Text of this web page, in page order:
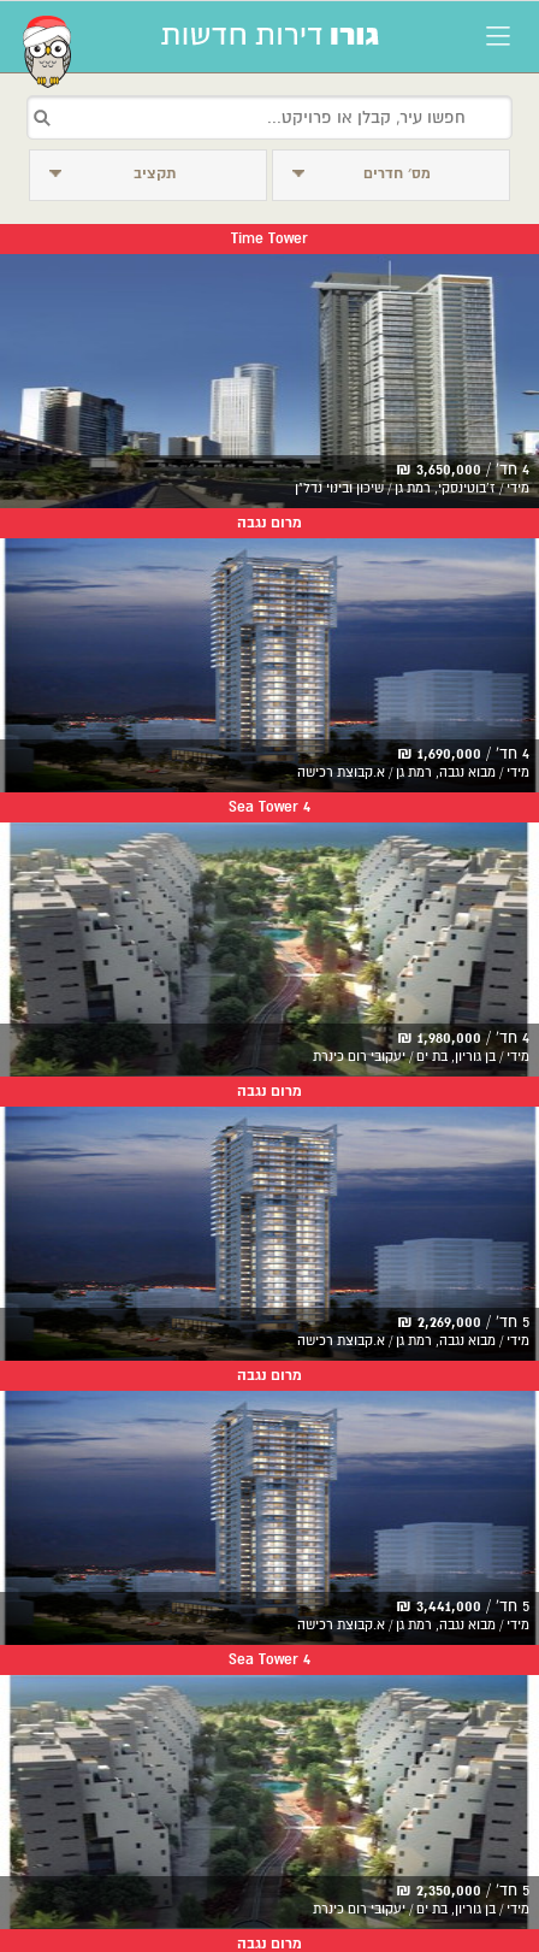
מס׳ חדרים תקציב
Time Tower
4 חד' / 3,650,000 ₪
מידי / ז'בוטינסקי, רמת גן / שיכון ובינוי נדל"ן
מרום נגבה
4 חד' / 1,690,000 ₪
מידי / מבוא נגבה, רמת גן / א.קבוצת רכישה
Sea Tower 4
4 חד' / 1,980,000 ₪
מידי / בן גוריון, בת ים / יעקובי רום כינרת
מרום נגבה
5 חד' / 2,269,000 ₪
מידי / מבוא נגבה, רמת גן / א.קבוצת רכישה
מרום נגבה
5 חד' / 3,441,000 ₪
מידי / מבוא נגבה, רמת גן / א.קבוצת רכישה
Sea Tower 4
5 חד' / 2,350,000 ₪
מידי / בן גוריון, בת ים / יעקובי רום כינרת
מרום נגבה